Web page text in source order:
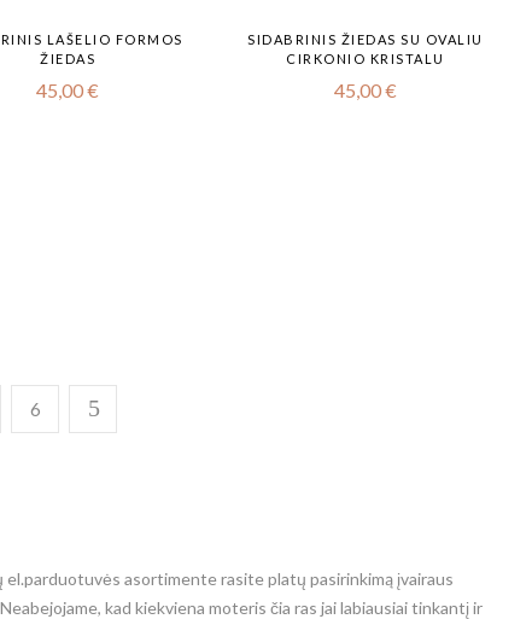
LAŠELIO FORMOS
ŽIEDAS
45,00€
SIDABRINIS ŽIEDAS SU OVALIU
CIRKONIO KRISTALU
45,00€
6
asortimente rasite platų pasirinkimą įvairaus
kad kiekviena moteris čia ras jai labiausiai tinkantį ir